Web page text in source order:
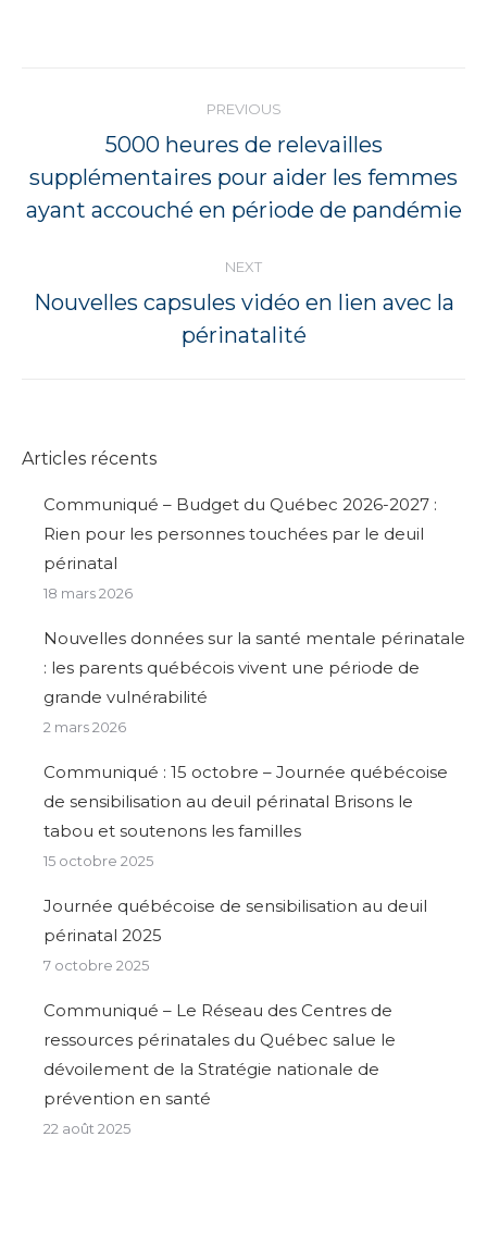
navigation
PREVIOUS
Previous
post:
5000 heures de relevailles
supplémentaires pour aider les femmes
ayant accouché en période de pandémie
NEXT
Next
post:
Nouvelles capsules vidéo en lien avec la
périnatalité
Articles récents
Communiqué – Budget du Québec 2026-2027 :
Rien pour les personnes touchées par le deuil
périnatal
18 mars 2026
Nouvelles données sur la santé mentale périnatale
: les parents québécois vivent une période de
grande vulnérabilité
2 mars 2026
Communiqué : 15 octobre – Journée québécoise
de sensibilisation au deuil périnatal Brisons le
tabou et soutenons les familles
15 octobre 2025
Journée québécoise de sensibilisation au deuil
périnatal 2025
7 octobre 2025
Communiqué – Le Réseau des Centres de
ressources périnatales du Québec salue le
dévoilement de la Stratégie nationale de
prévention en santé
22 août 2025